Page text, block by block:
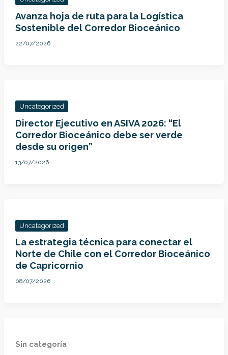
Avanza hoja de ruta para la Logística
Sostenible del Corredor Bioceánico
22/07/2026
Uncategorized
Director Ejecutivo en ASIVA 2026: “El
Corredor Bioceánico debe ser verde
desde su origen”
13/07/2026
Uncategorized
La estrategia técnica para conectar el
Norte de Chile con el Corredor Bioceánico
de Capricornio
08/07/2026
Sin categoría